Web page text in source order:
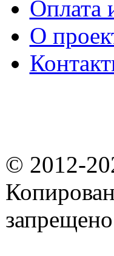
Оплата
О
© 2012-